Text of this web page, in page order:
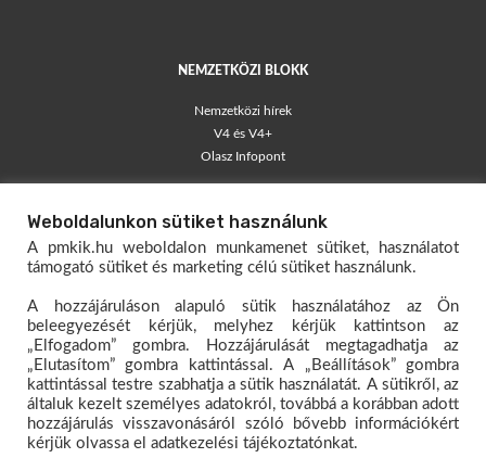
NEMZETKÖZI BLOKK
Nemzetközi hírek
V4 és V4+
Olasz Infopont
Blog – egyéni vállalkozók
Társas Vállalkozói Kisokos
Mérlegelő Magazin
KAPCSOLAT
Dokumentumtár
Hivatali kapu
Oktatóanyagok – E-papír
Weboldalunkon sütiket használunk
A pmkik.hu weboldalon munkamenet sütiket, használatot
támogató sütiket és marketing célú sütiket használunk.
A hozzájáruláson alapuló sütik használatához az Ön
beleegyezését kérjük, melyhez kérjük kattintson az
„Elfogadom” gombra. Hozzájárulását megtagadhatja az
„Elutasítom” gombra kattintással. A „Beállítások” gombra
kattintással testre szabhatja a sütik használatát. A sütikről, az
általuk kezelt személyes adatokról, továbbá a korábban adott
hozzájárulás visszavonásáról szóló bővebb információkért
kérjük olvassa el adatkezelési tájékoztatónkat.